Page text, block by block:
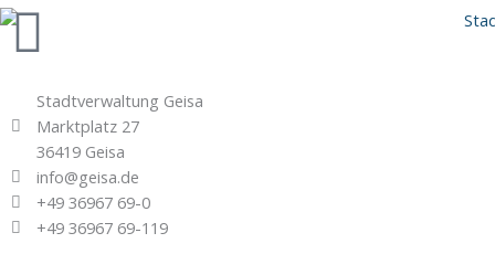
Stadtverwaltung Geisa
Marktplatz 27
36419 Geisa
info@geisa.de
+49 36967 69-0
+49 36967 69-119